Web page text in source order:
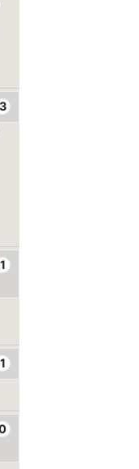
3
1
1